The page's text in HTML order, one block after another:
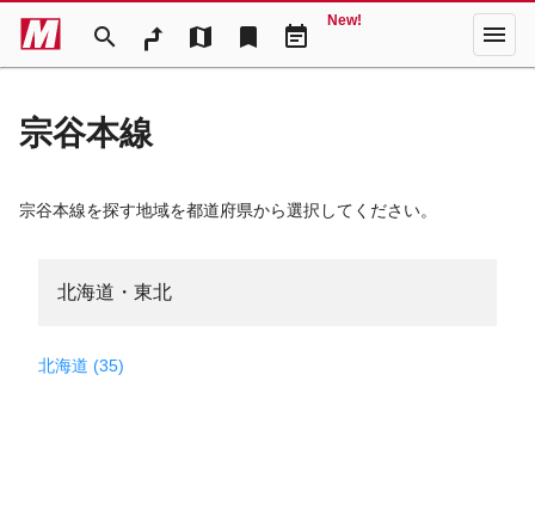
search map bookmark event_note
New! menu
宗谷本線
宗谷本線を探す地域を都道府県から選択してください。
北海道・東北
北海道 (35)